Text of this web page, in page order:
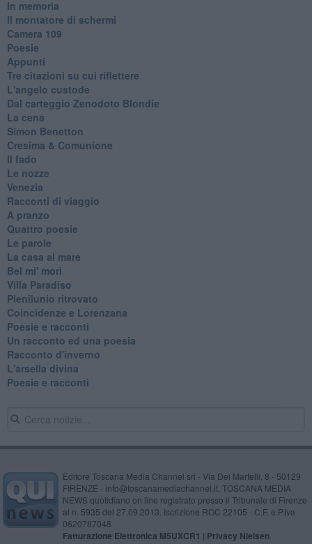
In memoria
Il montatore di schermi
Camera 109
Poesie
Appunti
Tre citazioni su cui riflettere
L'angelo custode
Dal carteggio Zenodoto Blondie
La cena
Simon Benetton
Cresima & Comunione
Il fado
Le nozze
Venezia
Racconti di viaggio
A pranzo
Quattro poesie
Le parole
La casa al mare
Bel mi' morì
Villa Paradiso
Plenilunio ritrovato
Coincidenze e Lorenzana
Poesie e racconti
Un racconto ed una poesia
Racconto d'inverno
​L'arsella divina
Poesie e racconti
Editore Toscana Media Channel srl - Via Dei Martelli, 8 - 50129
FIRENZE - info@toscanamediachannel.it. TOSCANA MEDIA
NEWS quotidiano on line registrato presso il Tribunale di Firenze
al n. 5935 del 27.09.2013. Iscrizione ROC 22105 - C.F. e P.Iva
0620787048
Fatturazione Elettronica M5UXCR1 | Privacy Nielsen